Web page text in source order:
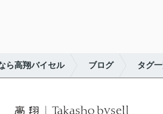
ら高翔バイセル ブログ タグ